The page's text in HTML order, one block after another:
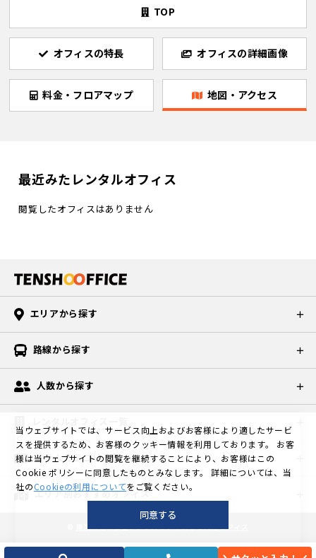
TOP
オフィスの特長 オフィスの詳細画像
料金・フロアマップ 地図・アクセス
最近みたレンタルオフィス
閲覧したオフィスはありません
エリアから探す
路線から探す
人数から探す
コラムカテゴリ一覧
エリア別おすすめオフィス
東京の格安個室レンタルオフィスなら天翔オフィス
当ウェブサイトでは、サービス向上およびお客様により適したサービ
スを提供するため、お客様のクッキー情報を利用しております。
お客
様は当ウェブサイトの閲覧を継続することにより、お客様はこの
Cookie ポリシーに同意したものとみなします。
詳細については、当
社のCookieの利用についてをご覧ください。
同意する